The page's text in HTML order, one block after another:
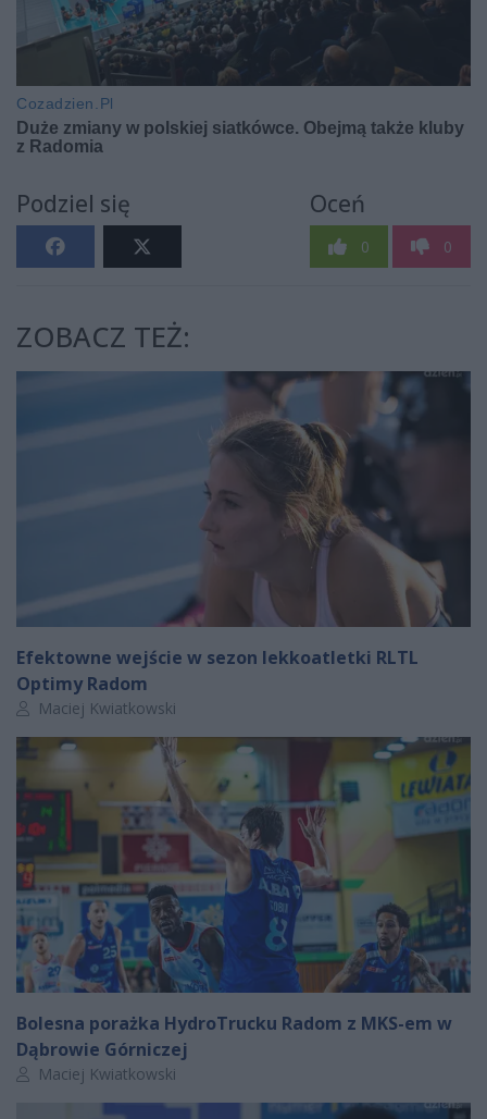
Podziel się Oceń
0 0
ZOBACZ TEŻ:
Efektowne wejście w sezon lekkoatletki RLTL
Optimy Radom
Autor artykułu:
Maciej Kwiatkowski
Bolesna porażka HydroTrucku Radom z MKS-em w
Dąbrowie Górniczej
Autor artykułu:
Maciej Kwiatkowski